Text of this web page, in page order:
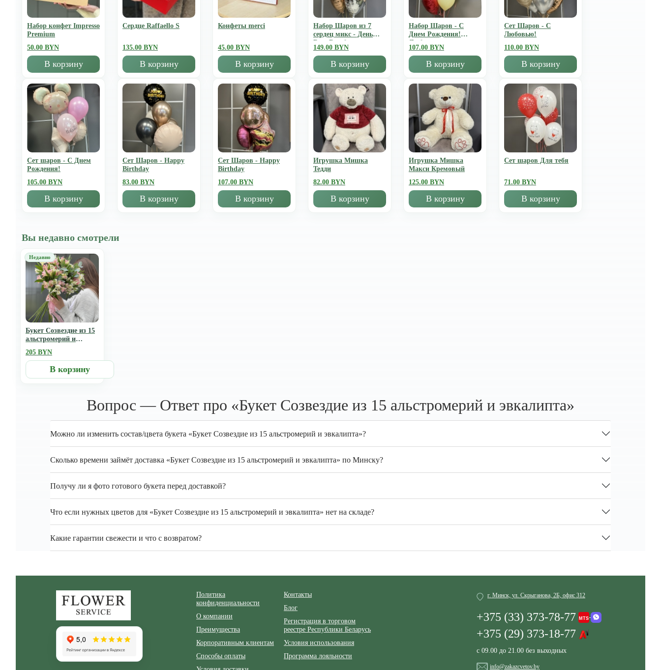
Набор конфет Impresso
Premium
50.00 BYN
В корзину
Сердце Raffaello S
135.00 BYN
В корзину
Конфеты merci
45.00 BYN
В корзину
Набор Шаров из 7
сердец микс - День
Всех Влюбленных
149.00 BYN
В корзину
Набор Шаров - С
Днем Рождения!
Люблю
107.00 BYN
В корзину
Сет Шаров - С
Любовью!
110.00 BYN
В корзину
Сет шаров - С Днем
Рождения!
105.00 BYN
В корзину
Сет Шаров - Happy
Birthday
83.00 BYN
В корзину
Сет Шаров - Happy
Birthday
107.00 BYN
В корзину
Игрушка Мишка
Тедди
82.00 BYN
В корзину
Игрушка Мишка
Mакси Кремовый
125.00 BYN
В корзину
Сет шаров Для тебя
71.00 BYN
В корзину
Вы недавно смотрели
Букет Созвездие из 15
альстромерий и
205 BYN
В корзину
Вопрос — Ответ про «Букет Созвездие из 15 альстромерий и эвкалипта»
Можно ли изменить состав/цвета букета «Букет Созвездие из 15 альстромерий и эвкалипта»?
Сколько времени займёт доставка «Букет Созвездие из 15 альстромерий и эвкалипта» по Минску?
Получу ли я фото готового букета перед доставкой?
Что если нужных цветов для «Букет Созвездие из 15 альстромерий и эвкалипта» нет на складе?
Какие гарантии свежести и что с возвратом?
Политика
конфиденциальности
О компании
Преимущества
Корпоративным клиентам
Способы оплаты
Контакты
Блог
Регистрация в торговом
реестре Республики Беларусь
Условия использования
Программа лояльности
г. Минск, ул. Скрыганова, 2Б, офис 312
+375 (33) 373-78-77
+375 (29) 373-18-77
с 09.00 до 21.00 без выходных
info@zakazcvetov.by